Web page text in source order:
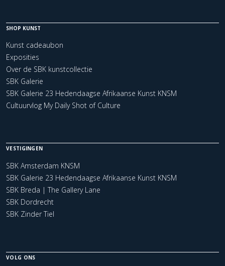
SHOP KUNST
Kunst cadeaubon
Exposities
Over de SBK kunstcollectie
SBK Galerie
SBK Galerie 23 Hedendaagse Afrikaanse Kunst KNSM
Cultuurvlog My Daily Shot of Culture
VESTIGINGEN
SBK Amsterdam KNSM
SBK Galerie 23 Hedendaagse Afrikaanse Kunst KNSM
SBK Breda | The Gallery Lane
SBK Dordrecht
SBK Zinder Tiel
VOLG ONS